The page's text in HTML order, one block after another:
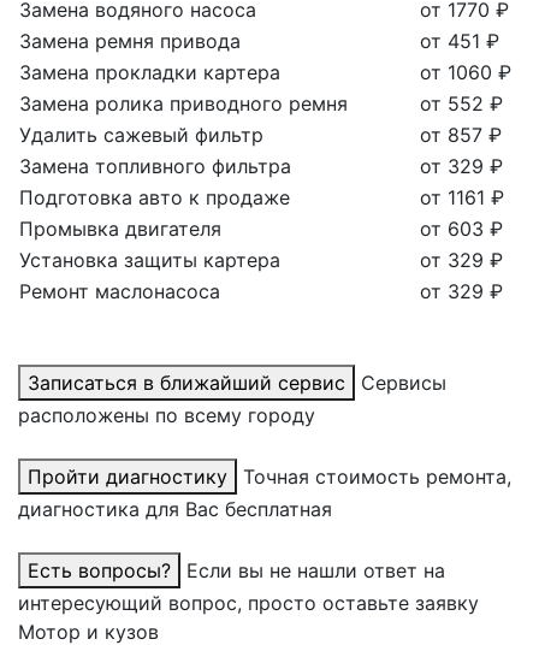
Замена водяного насоса
от 1770 ₽
Замена ремня привода
от 451 ₽
Замена прокладки картера
от 1060 ₽
Замена ролика приводного ремня
от 552 ₽
Удалить сажевый фильтр
от 857 ₽
Замена топливного фильтра
от 329 ₽
Подготовка авто к продаже
от 1161 ₽
Промывка двигателя
от 603 ₽
Установка защиты картера
от 329 ₽
Ремонт маслонасоса
от 329 ₽
Записаться в ближайший сервис
Сервисы
расположены по всему городу
Пройти диагностику
Точная стоимость ремонта,
диагностика для Вас бесплатная
Есть вопросы?
Если вы не нашли ответ на
интересующий вопрос, просто оставьте заявку
Мотор и кузов